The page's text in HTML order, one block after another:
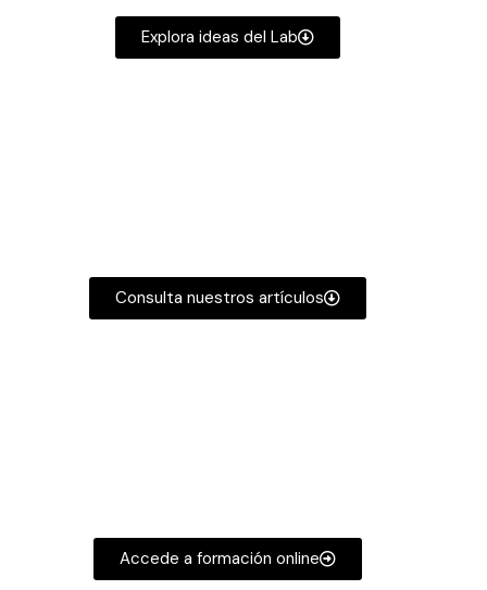
Explora ideas del Lab
Consulta nuestros artículos
Accede a formación online